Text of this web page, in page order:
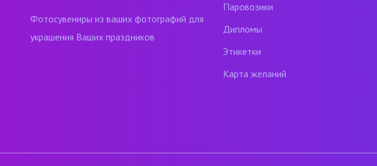
Фотосувениры из ваших фотографий для
украшения Ваших праздников
Паровозики
Дипломы
Этикетки
Карта желаний